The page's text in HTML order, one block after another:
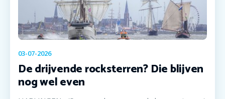
03-07-2026
De drijvende rocksterren? Die blijven
nog wel even